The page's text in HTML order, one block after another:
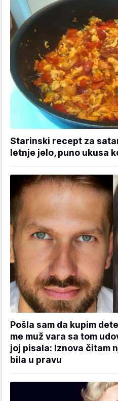
Starinski recept za
letnje jelo, puno ukusa
Pošla sam da kupim
me muž vara sa tom
joj pisala: Iznova čitam
bila u pravu